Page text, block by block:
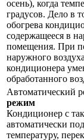
осень), когда
градусов. Дело в
обогрева
содержащееся в
помещения. При
наружного
кондиционера
обработанного
Автоматический
режим
Кондиционер с
автоматически
температуру,